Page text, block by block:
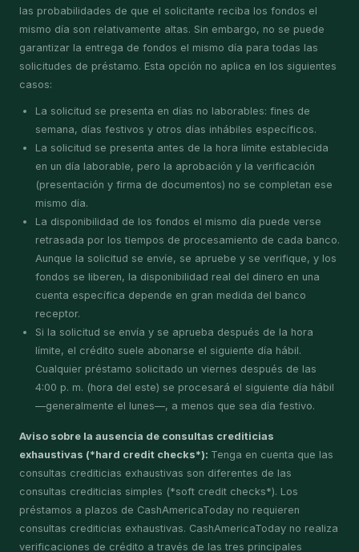
las probabilidades de que el solicitante reciba los fondos el
mismo día son relativamente altas. Sin embargo, no se puede
garantizar la entrega de fondos el mismo día para todas las
solicitudes de préstamo. Esta opción no aplica en los siguientes
casos:
La solicitud se presenta en días no laborables: fines de
semana, días festivos y otros días inhábiles específicos.
La solicitud se presenta antes de la hora límite establecida
en un día laborable, pero la aprobación y la verificación
(presentación y firma de documentos) no se completan ese
mismo día.
La disponibilidad de los fondos el mismo día puede verse
retrasada por los tiempos de procesamiento de cada banco.
Aunque la solicitud se envíe, se apruebe y se verifique, y los
fondos se liberen, la disponibilidad real del dinero en una
cuenta específica depende en gran medida del banco
receptor.
Si la solicitud se envía y se aprueba después de la hora
límite, el crédito suele abonarse el siguiente día hábil.
Cualquier préstamo solicitado un viernes después de las
4:00 p. m. (hora del este) se procesará el siguiente día hábil
—generalmente el lunes—, a menos que sea día festivo.
Aviso sobre la ausencia de consultas crediticias
exhaustivas (*hard credit checks*): Tenga en cuenta que las
consultas crediticias exhaustivas son diferentes de las
consultas crediticias simples (*soft credit checks*). Los
préstamos a plazos de CashAmericaToday no requieren
consultas crediticias exhaustivas. CashAmericaToday no realiza
verificaciones de crédito a través de las tres principales